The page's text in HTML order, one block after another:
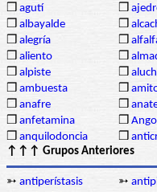
❒ agutí ❒
❒ albayalde ❒
❒ alegría ❒
❒ aliento ❒
❒ alpiste ❒
❒ ambuesta ❒
❒ anafre ❒
❒ anfetamina ❒
❒ anquilodoncia ❒
↑↑↑ Grupos Anteriores
➳ antiperístasis ➳